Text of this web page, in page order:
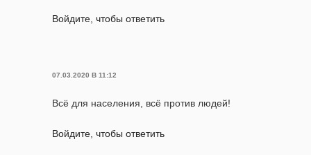
Войдите, чтобы ответить
07.03.2020 В 11:12
Всё для населения, всё против людей!
Войдите, чтобы ответить